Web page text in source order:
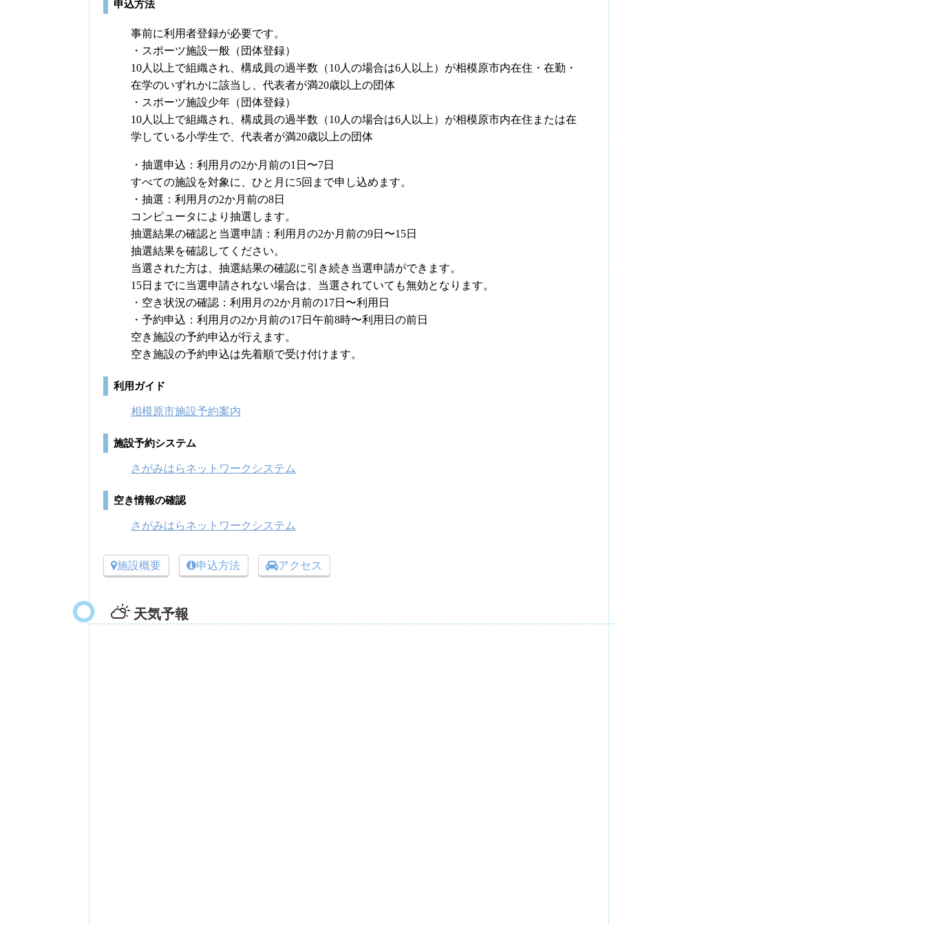
申込方法
事前に利用者登録が必要です。
・スポーツ施設一般（団体登録）
10人以上で組織され、構成員の過半数（10人の場合は6人以上）が相模原市内在住・在勤・
在学のいずれかに該当し、代表者が満20歳以上の団体
・スポーツ施設少年（団体登録）
10人以上で組織され、構成員の過半数（10人の場合は6人以上）が相模原市内在住または在
学している小学生で、代表者が満20歳以上の団体
・抽選申込：利用月の2か月前の1日〜7日
すべての施設を対象に、ひと月に5回まで申し込めます。
・抽選：利用月の2か月前の8日
コンピュータにより抽選します。
抽選結果の確認と当選申請：利用月の2か月前の9日〜15日
抽選結果を確認してください。
当選された方は、抽選結果の確認に引き続き当選申請ができます。
15日までに当選申請されない場合は、当選されていても無効となります。
・空き状況の確認：利用月の2か月前の17日〜利用日
・予約申込：利用月の2か月前の17日午前8時〜利用日の前日
空き施設の予約申込が行えます。
空き施設の予約申込は先着順で受け付けます。
利用ガイド
相模原市施設予約案内
施設予約システム
さがみはらネットワークシステム
空き情報の確認
さがみはらネットワークシステム
施設概要 申込方法 アクセス
天気予報